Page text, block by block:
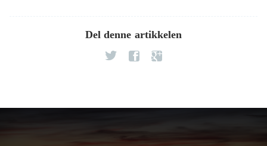
Del denne artikkelen